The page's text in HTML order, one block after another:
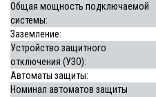
Общая мощность подключаемой
системы:
Заземление:
Устройство защитного
отключения (УЗО):
Автоматы защиты:
Номинал автоматов защиты